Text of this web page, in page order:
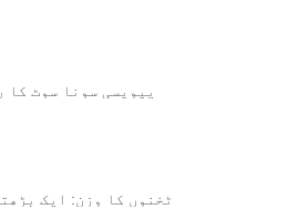
پیویسی سونا سوٹ کا
ٹخنوں کا وزن: ایک